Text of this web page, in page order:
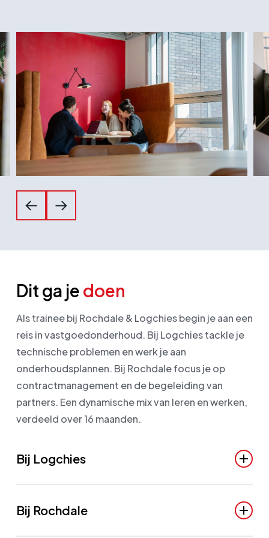
Dit ga je doen
Als trainee bij Rochdale & Logchies begin je aan een
reis in vastgoedonderhoud. Bij Logchies tackle je
technische problemen en werk je aan
onderhoudsplannen. Bij Rochdale focus je op
contractmanagement en de begeleiding van
partners. Een dynamische mix van leren en werken,
verdeeld over 16 maanden.
Bij Logchies
problemen en oplossingen binnen het team
Bij Rochdale